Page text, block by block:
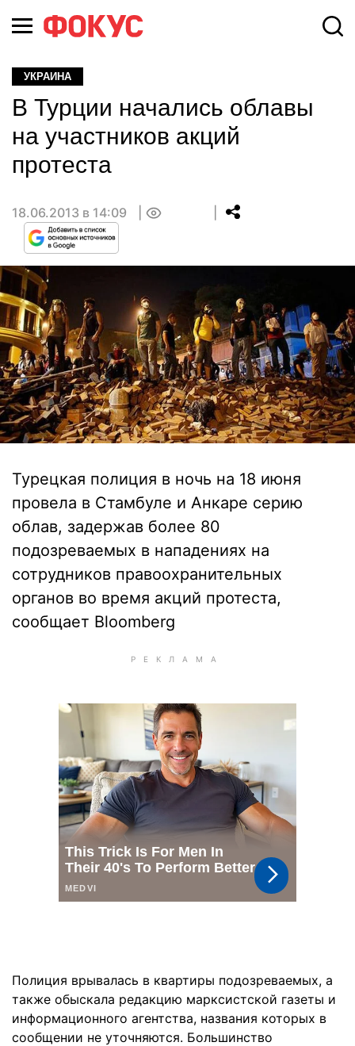
УКРАИНА
В Турции начались облавы
на участников акций
протеста
18.06.2013 в 14:09
Турецкая полиция в ночь на 18 июня
провела в Стамбуле и Анкаре серию
облав, задержав более 80
подозреваемых в нападениях на
сотрудников правоохранительных
органов во время акций протеста,
сообщает Bloomberg
Полиция врывалась в квартиры подозреваемых, а
также обыскала редакцию марксистской газеты и
информационного агентства, названия которых в
сообщении не уточняются. Большинство